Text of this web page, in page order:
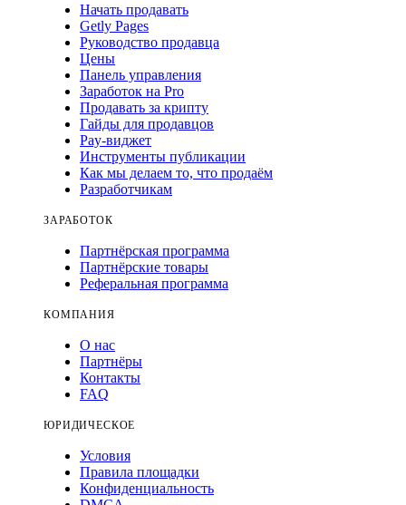
Начать продавать
Getly Pages
Руководство продавца
Цены
Панель управления
Заработок на Pro
Продавать за крипту
Гайды для продавцов
Pay-виджет
Инструменты публикации
Как мы делаем то, что продаём
Разработчикам
ЗАРАБОТОК
Партнёрская программа
Партнёрские товары
Реферальная программа
КОМПАНИЯ
О нас
Партнёры
Контакты
FAQ
ЮРИДИЧЕСКОЕ
Условия
Правила площадки
Конфиденциальность